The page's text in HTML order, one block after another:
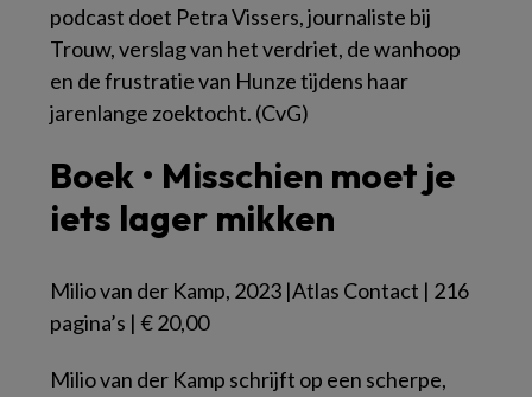
podcast doet Petra Vissers, journaliste bij
Trouw, verslag van het verdriet, de wanhoop
en de frustratie van Hunze tijdens haar
jarenlange zoektocht. (CvG)
Boek • Misschien moet je
iets lager mikken
Milio van der Kamp, 2023 |Atlas Contact | 216
pagina’s | € 20,00
Milio van der Kamp schrijft op een scherpe,